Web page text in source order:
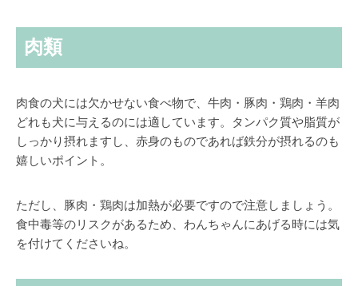
肉類
肉食の犬には欠かせない食べ物で、 牛肉・豚肉・鶏肉・羊肉
どれも犬に与えるのには適しています。タンパク質や脂質が
しっかり摂れますし、赤身のものであれば鉄分が摂れるのも
嬉しいポイント。
ただし、豚肉・鶏肉は加熱が必要ですので注意しましょう。
食中毒等のリスクがあるため、わんちゃんにあげる時には気
を付けてくださいね。